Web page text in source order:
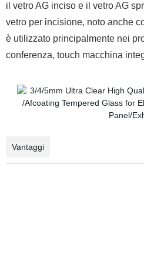
il vetro AG inciso e il vetro AG
vetro per incisione, noto anche
è utilizzato principalmente nei
conferenza, touch macchina
Vantaggi